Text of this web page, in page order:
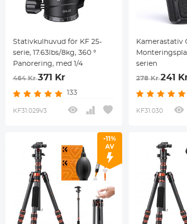
Stativkulhuvud för KF 25-
serie, 17.63lbs/8kg, 360 °
Panorering, med 1/4
464 Kr371 Kr
133
KF31.029V3
Kamerastativ
serien
278 Kr241
KF31.030
-11%
AV